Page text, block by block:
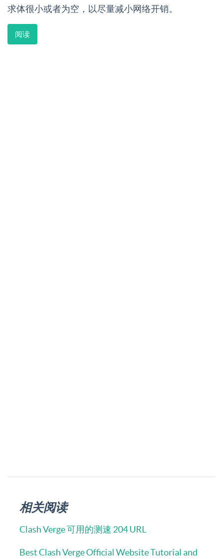
求体很小或者为空，以尽量减小网络开销。
阅读
相关阅读
Clash Verge 可用的测速 204 URL
Best Clash Verge Official Website Tutorial and